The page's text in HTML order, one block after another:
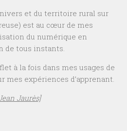
et du territoire rural sur
est au cœur de mes
du numérique en
de tous instants.
à la fois dans mes usages de
mes expériences d’apprenant.
Jaurès]